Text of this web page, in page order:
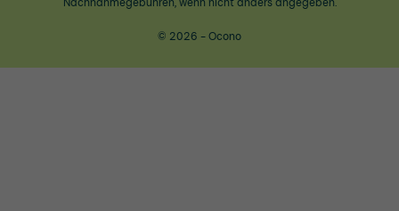
© 2026 - Ocono